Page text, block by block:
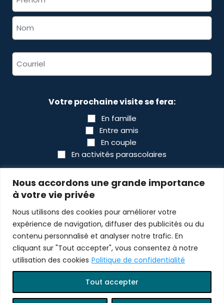
Nous accordons une grande importance
à votre vie privée
Nous utilisons des cookies pour améliorer votre
expérience de navigation, diffuser des publicités ou du
contenu personnalisé et analyser notre trafic. En
cliquant sur "Tout accepter", vous consentez à notre
utilisation des cookies Politique de confidentialité
Tout accepter
*
Votre prochaine visite se fera:
En famille
Entre amis
En couple
En activités parascolaires
© 2026 Tous droits réservés Bioparc
Design : scantin.com
Programmation :lewebsimple.ca